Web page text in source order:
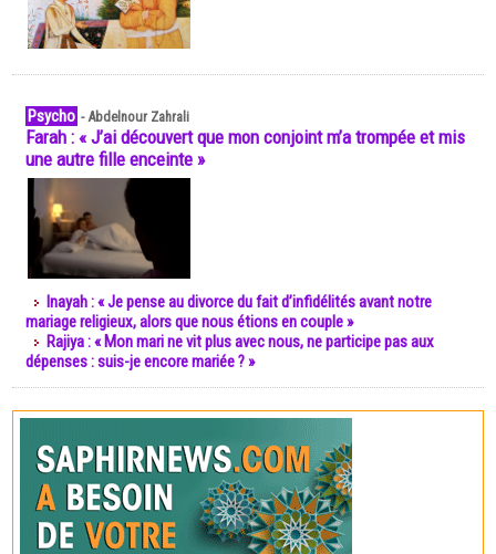
Psycho -Abdelnour Zahrali
Farah : « J’ai découvert que mon conjoint m’a trompée et mis
une autre fille enceinte »
Inayah : « Je pense au divorce du fait d’infidélités avant notre
mariage religieux, alors que nous étions en couple »
Rajiya : « Mon mari ne vit plus avec nous, ne participe pas aux
dépenses : suis-je encore mariée ? »